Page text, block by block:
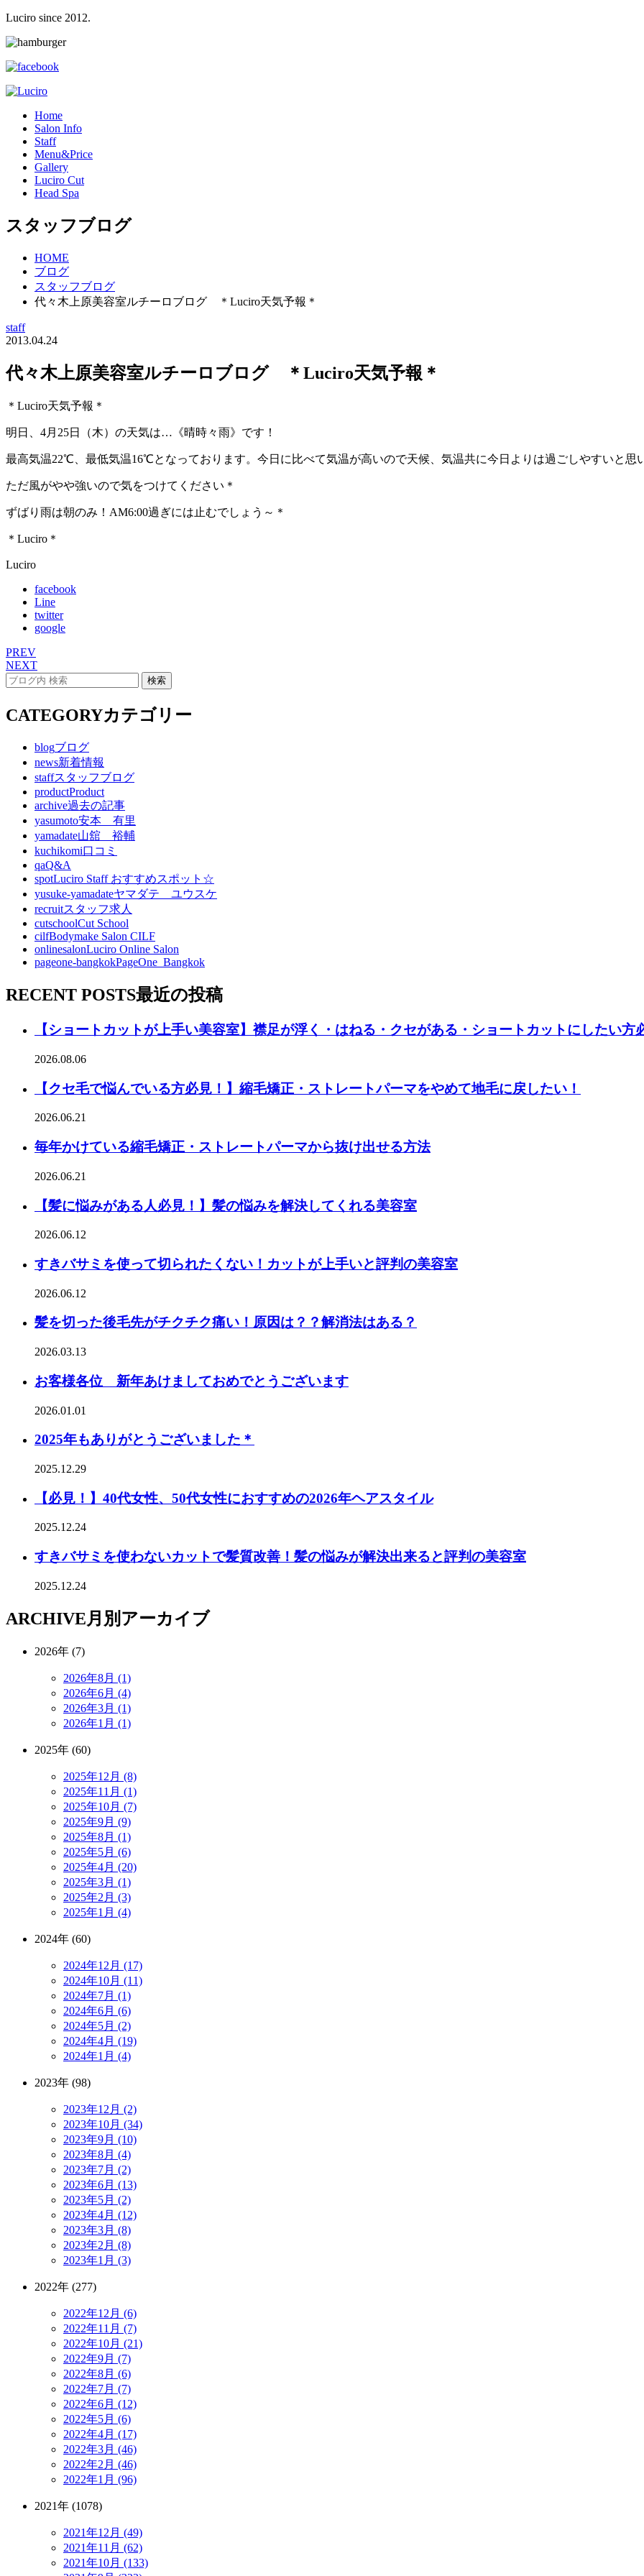
Luciro since 2012.
Home
Salon Info
Staff
Menu&Price
Gallery
Luciro Cut
Head Spa
スタッフブログ
HOME
ブログ
スタッフブログ
代々木上原美容室ルチーロブログ ＊Luciro天気予報＊
staff
2013.04.24
代々木上原美容室ルチーロブログ ＊Luciro天気予報＊
＊Luciro天気予報＊
明日、4月25日（木）の天気は…《晴時々雨》です！
最高気温22℃、最低気温16℃となっております。今日に比べて気温が高いので天候、気温共に今日よりは過ごしやすいと思
ただ風がやや強いので気をつけてください＊
ずばり雨は朝のみ！AM6:00過ぎには止むでしょう～＊
＊Luciro＊
Luciro
facebook
Line
twitter
google
PREV
NEXT
CATEGORYカテゴリー
blogブログ
news新着情報
staffスタッフブログ
productProduct
archive過去の記事
yasumoto安本 有里
yamadate山舘 裕輔
kuchikomi口コミ
qaQ&A
spotLuciro Staff おすすめスポット☆
yusuke-yamadateヤマダテ ユウスケ
recruitスタッフ求人
cutschoolCut School
cilfBodymake Salon CILF
onlinesalonLuciro Online Salon
pageone-bangkokPageOne_Bangkok
RECENT POSTS最近の投稿
【ショートカットが上手い美容室】襟足が浮く・はねる・クセがある・ショートカットにしたい方
2026.08.06
【クセ毛で悩んでいる方必見！】縮毛矯正・ストレートパーマをやめて地毛に戻したい！
2026.06.21
毎年かけている縮毛矯正・ストレートパーマから抜け出せる方法
2026.06.21
【髪に悩みがある人必見！】髪の悩みを解決してくれる美容室
2026.06.12
すきバサミを使って切られたくない！カットが上手いと評判の美容室
2026.06.12
髪を切った後毛先がチクチク痛い！原因は？？解消法はある？
2026.03.13
お客様各位 新年あけましておめでとうございます
2026.01.01
2025年もありがとうございました＊
2025.12.29
【必見！】40代女性、50代女性におすすめの2026年ヘアスタイル
2025.12.24
すきバサミを使わないカットで髪質改善！髪の悩みが解決出来ると評判の美容室
2025.12.24
ARCHIVE月別アーカイブ
2026年 (7)
2026年8月 (1)
2026年6月 (4)
2026年3月 (1)
2026年1月 (1)
2025年 (60)
2025年12月 (8)
2025年11月 (1)
2025年10月 (7)
2025年9月 (9)
2025年8月 (1)
2025年5月 (6)
2025年4月 (20)
2025年3月 (1)
2025年2月 (3)
2025年1月 (4)
2024年 (60)
2024年12月 (17)
2024年10月 (11)
2024年7月 (1)
2024年6月 (6)
2024年5月 (2)
2024年4月 (19)
2024年1月 (4)
2023年 (98)
2023年12月 (2)
2023年10月 (34)
2023年9月 (10)
2023年8月 (4)
2023年7月 (2)
2023年6月 (13)
2023年5月 (2)
2023年4月 (12)
2023年3月 (8)
2023年2月 (8)
2023年1月 (3)
2022年 (277)
2022年12月 (6)
2022年11月 (7)
2022年10月 (21)
2022年9月 (7)
2022年8月 (6)
2022年7月 (7)
2022年6月 (12)
2022年5月 (6)
2022年4月 (17)
2022年3月 (46)
2022年2月 (46)
2022年1月 (96)
2021年 (1078)
2021年12月 (49)
2021年11月 (62)
2021年10月 (133)